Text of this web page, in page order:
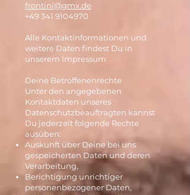
frontini@gmx.de
+49 341 9104970
Alle Kontaktinformationen und
weitere Daten findest Du in
unserem Impressum
Deine Betroffenenrechte
Unter den angegebenen
Kontaktdaten unseres
Datenschutzbeauftragten kannst
Du jederzeit folgende Rechte
ausüben:
Auskunft über Deine bei uns
gespeicherten Daten und deren
Verarbeitung,
Berichtigung unrichtiger
personenbezogener Daten,